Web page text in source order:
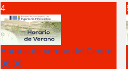
4
Horario de verano del Centro
08:00